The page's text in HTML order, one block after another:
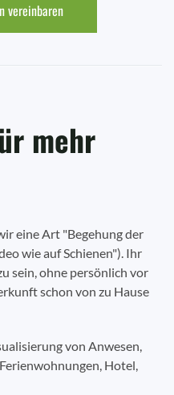
vereinbaren
mehr
eine Art "Begehung der
wie auf Schienen"). Ihr
sein, ohne persönlich vor
schon von zu Hause
von Anwesen,
Hotel,